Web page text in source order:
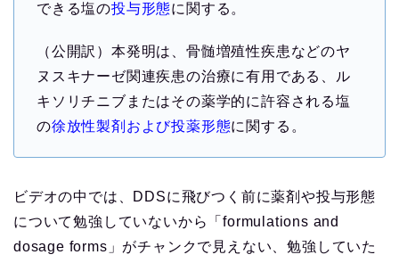
できる塩の投与形態に関する。
（公開訳）本発明は、骨髄増殖性疾患などのヤ
ヌスキナーゼ関連疾患の治療に有用である、ル
キソリチニブまたはその薬学的に許容される塩
の徐放性製剤および投薬形態に関する。
ビデオの中では、DDSに飛びつく前に薬剤や投与形態
について勉強していないから「formulations and
dosage forms」がチャンクで見えない、勉強していた